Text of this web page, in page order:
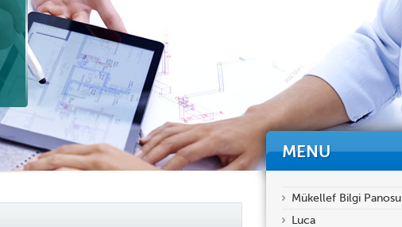
MENU
Mükellef Bilgi Panosu
Luca